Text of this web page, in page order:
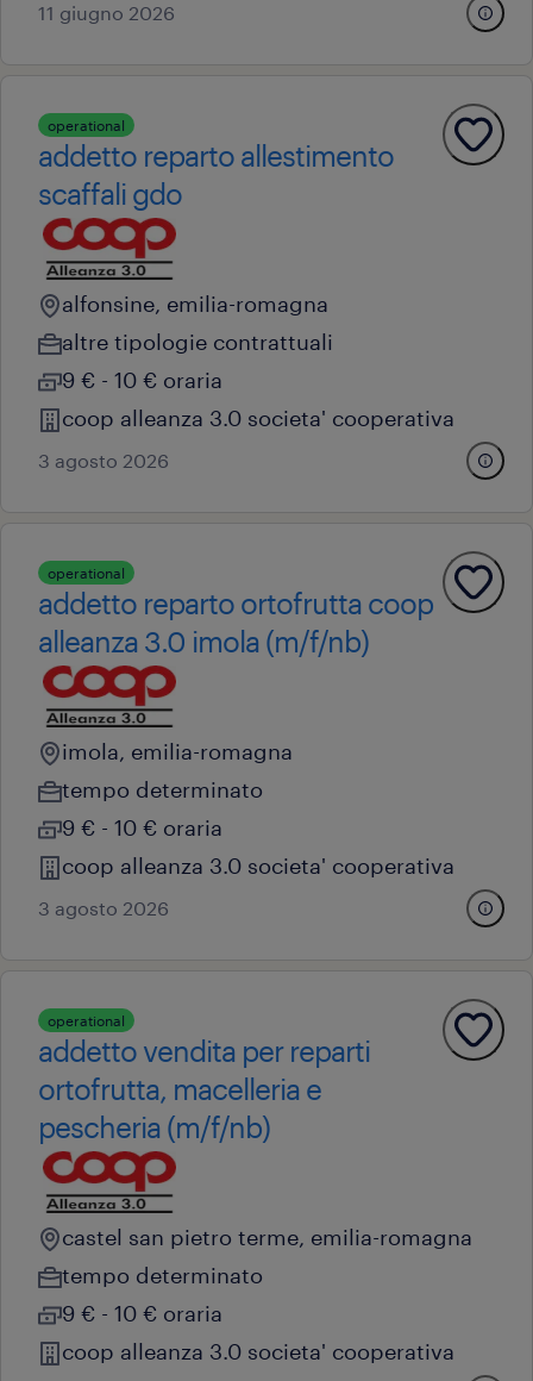
11 giugno 2026
operational
addetto reparto allestimento
scaffali gdo
alfonsine, emilia-romagna
altre tipologie contrattuali
9 € - 10 € oraria
coop alleanza 3.0 societa' cooperativa
3 agosto 2026
operational
addetto reparto ortofrutta coop
alleanza 3.0 imola (m/f/nb)
imola, emilia-romagna
tempo determinato
9 € - 10 € oraria
coop alleanza 3.0 societa' cooperativa
3 agosto 2026
operational
addetto vendita per reparti
ortofrutta, macelleria e
pescheria (m/f/nb)
castel san pietro terme, emilia-romagna
tempo determinato
9 € - 10 € oraria
coop alleanza 3.0 societa' cooperativa